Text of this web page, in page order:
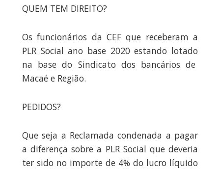
QUEM TEM DIREITO?
Os funcionários da CEF que receberam a
PLR Social ano base 2020 estando lotado
na base do Sindicato dos bancários de
Macaé e Região.
PEDIDOS?
Que seja a Reclamada condenada a pagar
a diferença sobre a PLR Social que deveria
ter sido no importe de 4% do lucro líquido